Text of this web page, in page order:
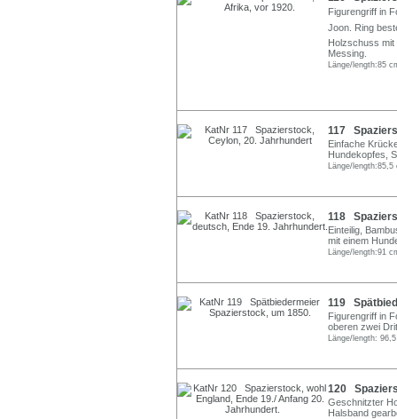
Figurengriff in
Joon. Ring
Holzschuss mit
Messing.
Länge/length:85
117
Einfache
Hundekopfes,
Länge/length:85,5
118
Einteilig,
mit einem
Länge/length:91
119
Figurengriff in
oberen zwei
Länge/length:
120
Geschnitzter
Halsband